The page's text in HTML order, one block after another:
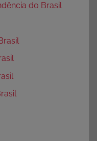
do Brasil